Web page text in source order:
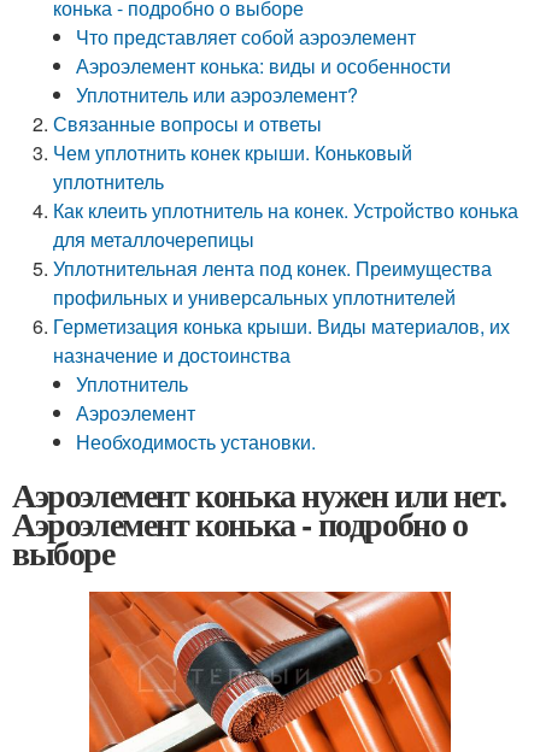
конька - подробно о выборе
Что представляет собой аэроэлемент
Аэроэлемент конька: виды и особенности
Уплотнитель или аэроэлемент?
Связанные вопросы и ответы
Чем уплотнить конек крыши. Коньковый
уплотнитель
Как клеить уплотнитель на конек. Устройство конька
для металлочерепицы
Уплотнительная лента под конек. Преимущества
профильных и универсальных уплотнителей
Герметизация конька крыши. Виды материалов, их
назначение и достоинства
Уплотнитель
Аэроэлемент
Необходимость установки.
Аэроэлемент конька нужен или нет.
Аэроэлемент конька - подробно о
выборе